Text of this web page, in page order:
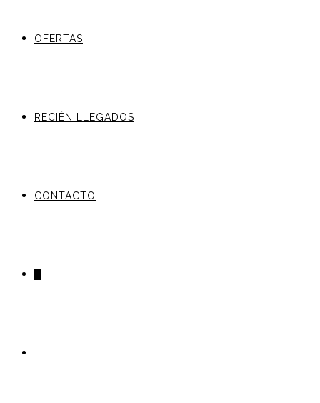
OFERTAS
RECIÉN LLEGADOS
CONTACTO